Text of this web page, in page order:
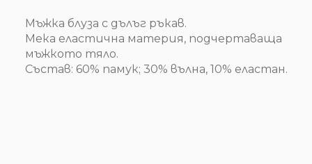
Мъжка блуза с дълъг ръкав.
Мека еластична материя, подчертаваща
мъжкото тяло.
Състав: 60% памук; 30% вълна, 10% еластан.